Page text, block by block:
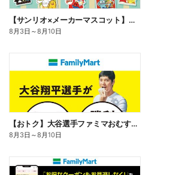
【サンリオ×メーカーマスコット】オリジナルグッズ貰える!
8月3日 ～8月10日
【おトク】大谷選手ファミマおむすび割
8月3日 ～8月10日